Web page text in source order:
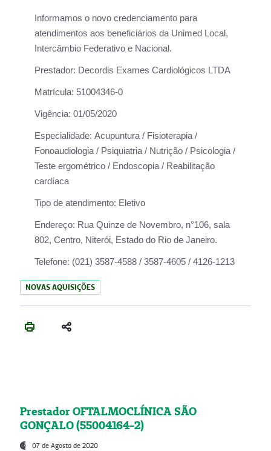
Informamos o novo credenciamento para
atendimentos aos beneficiários da Unimed Local,
Intercâmbio Federativo e Nacional.
Prestador: Decordis Exames Cardiológicos LTDA
Matrícula: 51004346-0
Vigência: 01/05/2020
Especialidade: Acupuntura / Fisioterapia /
Fonoaudiologia / Psiquiatria / Nutrição / Psicologia /
Teste ergométrico / Endoscopia / Reabilitação
cardíaca
Tipo de atendimento: Eletivo
Endereço: Rua Quinze de Novembro, n°106, sala
802, Centro, Niterói, Estado do Rio de Janeiro.
Telefone: (021) 3587-4588 / 3587-4605 / 4126-1213
NOVAS AQUISIÇÕES
Prestador OFTALMOCLÍNICA SÃO
GONÇALO (55004164-2)
07 de Agosto de 2020